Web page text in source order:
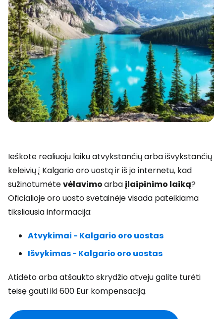
Ieškote realiuoju laiku atvykstančių arba išvykstančių
keleivių į Kalgario oro uostą ir iš jo internetu, kad
sužinotumėtevėlavimoarbaįlaipinimo laiką?
Oficialioje oro uosto svetainėje visada pateikiama
tiksliausia informacija:
Atvykimai - Kalgario oro uostas
Išvykimas - Kalgario oro uostas
Atidėto arba atšaukto skrydžio atveju galite turėti
teisę gauti iki 600 Eur kompensaciją.